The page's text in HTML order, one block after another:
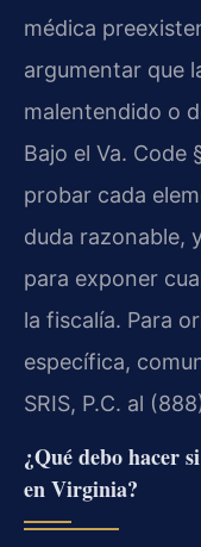
médica
argumentar que
malentendido o
Bajo el Va. Code
probar cada
duda razonable,
para exponer
la fiscalía. Para
específica,
SRIS, P.C. al
¿Qué debo hacer
en Virginia?